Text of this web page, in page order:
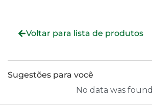
Voltar para lista de produtos
Sugestões para você
No data was found